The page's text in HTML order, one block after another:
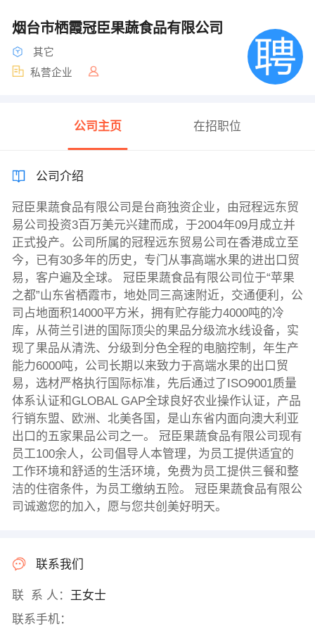
烟台市栖霞冠臣果蔬食品有限公司
其它
私营企业
公司主页 在招职位
公司介绍
冠臣果蔬食品有限公司是台商独资企业，由冠程远东贸
易公司投资3百万美元兴建而成，于2004年09月成立并
正式投产。公司所属的冠程远东贸易公司在香港成立至
今，已有30多年的历史，专门从事高端水果的进出口贸
易，客户遍及全球。 冠臣果蔬食品有限公司位于“苹果
之都”山东省栖霞市，地处同三高速附近，交通便利，公
司占地面积14000平方米，拥有贮存能力4000吨的冷
库，从荷兰引进的国际顶尖的果品分级流水线设备，实
现了果品从清洗、分级到分色全程的电脑控制，年生产
能力6000吨，公司长期以来致力于高端水果的出口贸
易，选材严格执行国际标准，先后通过了ISO9001质量
体系认证和GLOBAL GAP全球良好农业操作认证，产品
行销东盟、欧洲、北美各国，是山东省内面向澳大利亚
出口的五家果品公司之一。 冠臣果蔬食品有限公司现有
员工100余人，公司倡导人本管理，为员工提供适宜的
工作环境和舒适的生活环境，免费为员工提供三餐和整
洁的住宿条件，为员工缴纳五险。 冠臣果蔬食品有限公
司诚邀您的加入，愿与您共创美好明天。
联系我们
联 系 人： 王女士
联系手机：